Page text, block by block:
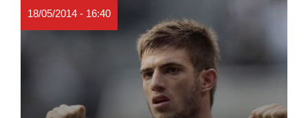
18/05/2014 - 16:40